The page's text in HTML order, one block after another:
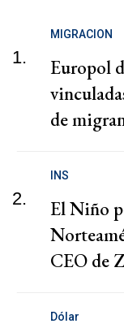
1.
MIGRACION
Europol
de
2.
INS
El Niño
CEO de
Dólar